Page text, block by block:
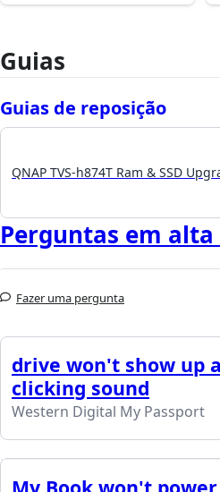
Guias
Guias de reposição
QNAP TVS-h874T Ram & SSD
Perguntas em
Fazer uma pergunta
drive won't show up
clicking sound
Western Digital My Passport